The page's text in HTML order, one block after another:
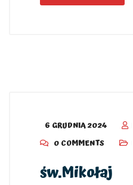
6 GRUDNIA 2024
0 COMMENTS
św.Mikołaj